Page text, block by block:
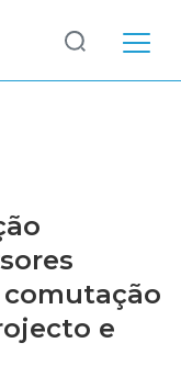
comutação
e